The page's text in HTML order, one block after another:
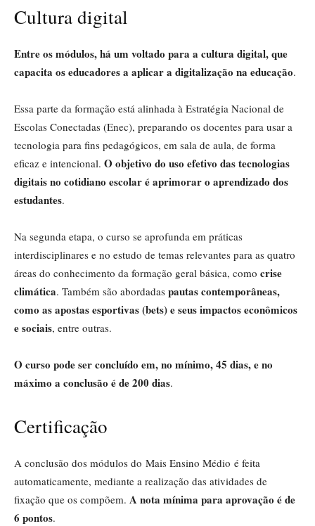
Cultura digital
Entre os módulos, há um voltado para a cultura digital, que
capacita os educadores a aplicar a digitalização na educação.
Essa parte da formação está alinhada à Estratégia Nacional de
Escolas Conectadas (Enec), preparando os docentes para usar a
tecnologia para fins pedagógicos, em sala de aula, de forma
eficaz e intencional. O objetivo do uso efetivo das tecnologias
digitais no cotidiano escolar é aprimorar o aprendizado dos
estudantes.
Na segunda etapa, o curso se aprofunda em práticas
interdisciplinares e no estudo de temas relevantes para as quatro
áreas do conhecimento da formação geral básica, como crise
climática. Também são abordadas pautas contemporâneas,
como as apostas esportivas (bets) e seus impactos econômicos
e sociais, entre outras.
O curso pode ser concluído em, no mínimo, 45 dias, e no
máximo a conclusão é de 200 dias.
Certificação
A conclusão dos módulos do Mais Ensino Médio é feita
automaticamente, mediante a realização das atividades de
fixação que os compõem. A nota mínima para aprovação é de
6 pontos.